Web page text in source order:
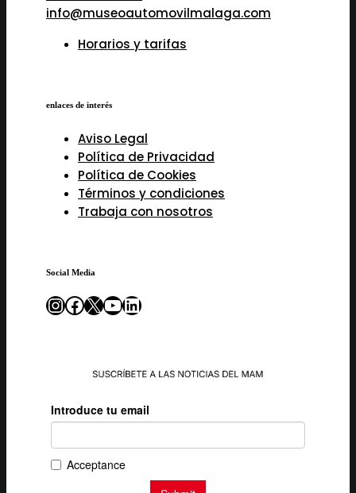
info@museoautomovilmalaga.com
Horarios y tarifas
enlaces de interés
Aviso Legal
Política de Privacidad
Política de Cookies
Términos y condiciones
Trabaja con nosotros
Social Media
Instagram
Facebook
X YouTube
LinkedIn